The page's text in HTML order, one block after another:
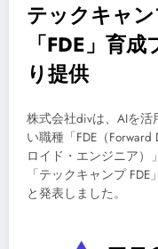
テックキャ
「FDE」育
り提供
株式会社divは、AIを
い職種「FDE（
ロイド・エンジニア）
「テックキャンプ
と発表しました。